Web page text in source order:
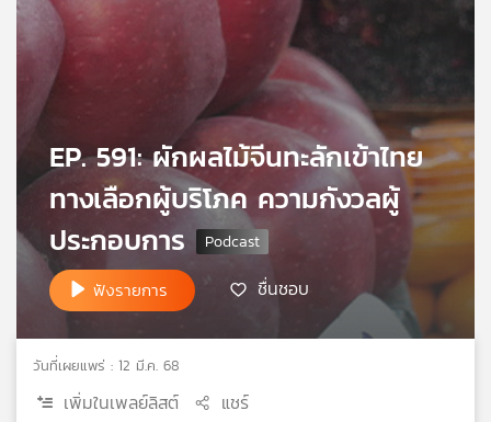
ข่าย
วิทยุ
พี
บี
แผนที่
เครือ
ข่าย
EP. 591: ผักผลไม้จีนทะลักเข้าไทย
ทางเลือกผู้บริโภค ความกังวลผู้
ประกอบการ
ฟังรายการ ชื่นชอบ
วันที่เผยแพร่ : 12 มี.ค. 68
เพิ่มในเพลย์ลิสต์ แชร์